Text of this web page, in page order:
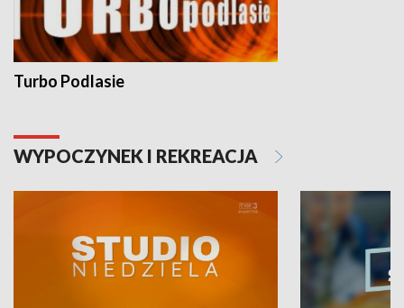
Turbo Podlasie
WYPOCZYNEK I REKREACJA